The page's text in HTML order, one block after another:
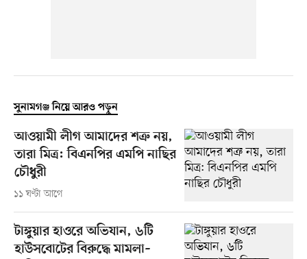
সুনামগঞ্জ নিয়ে আরও পড়ুন
আওয়ামী লীগ আমাদের শত্রু নয়,
তারা মিত্র: বিএনপির এমপি নাছির
চৌধুরী
১১ ঘণ্টা আগে
টাঙ্গুয়ার হাওরে অভিযান, ৬টি
হাউসবোটের বিরুদ্ধে মামলা–